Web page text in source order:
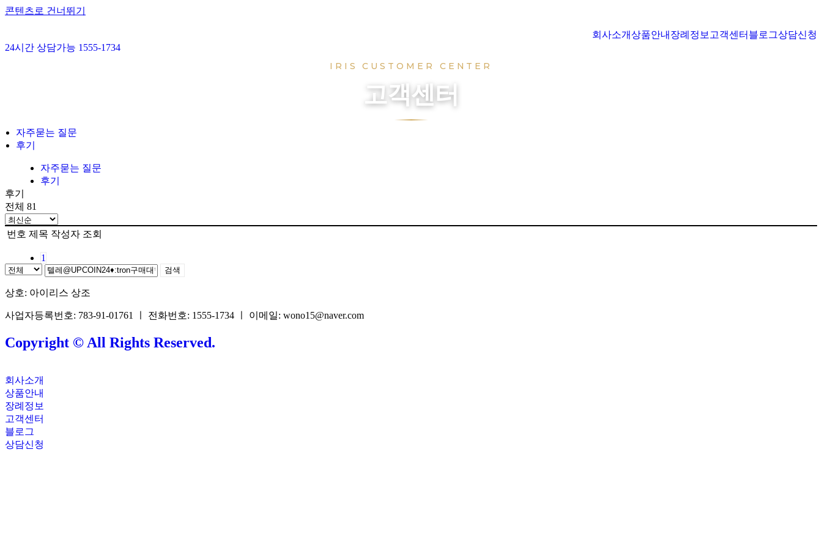
콘텐츠로 건너뛰기
회사소개상품안내 장례정보 고객센터 블로그상담신청
24시간 상담가능 1555-1734
IRIS CUSTOMER CENTER
고객센터
자주묻는 질문
후기
자주묻는 질문
후기
후기
전체 81
번호 제목 작성자 조회
1
검색
상호: 아이리스 상조
사업자등록번호: 783-91-01761 ㅣ 전화번호: 1555-1734 ㅣ 이메일: wono15@naver.com
Copyright © All Rights Reserved.
회사소개
상품안내
장례정보
고객센터
블로그
상담신청